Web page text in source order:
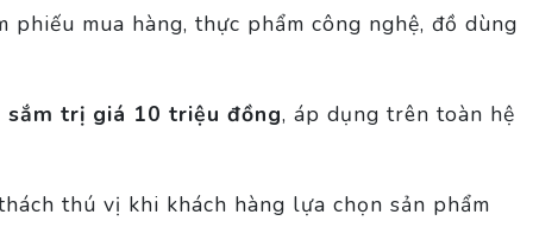
phiếu mua hàng, thực phẩm công nghệ, đồ dùng
trị giá 10 triệu đồng, áp dụng trên toàn hệ
thú vị khi khách hàng lựa chọn sản phẩm